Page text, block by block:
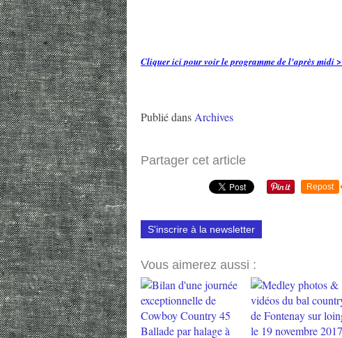
Cliquer ici pour voir le programme de l'après midi >
Publié dans Archives
Partager cet article
Repost
S'inscrire à la newsletter
Vous aimerez aussi :